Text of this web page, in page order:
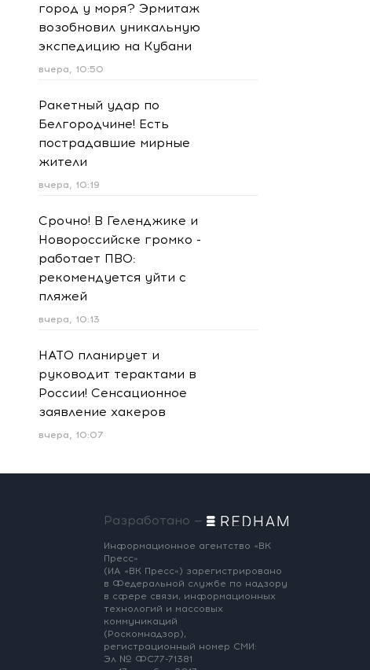
город у моря? Эрмитаж
возобновил уникальную
экспедицию на Кубани
вчера, 10:50
Ракетный удар по
Белгородчине! Есть
пострадавшие мирные
жители
вчера, 10:19
Срочно! В Геленджике и
Новороссийске громко -
работает ПВО:
рекомендуется уйти с
пляжей
вчера, 10:13
НАТО планирует и
руководит терактами в
России! Сенсационное
заявление хакеров
вчера, 10:07
Разработано —
Информационное агентство «ВК
Пресс»
(ИА «ВК Пресс») зарегистрировано
в Федеральной службе по надзору
в сфере связи, информационных
технологий и массовых
коммуникаций
(Роскомнадзор),
регистрационный номер СМИ:
Эл № ФС77-71381